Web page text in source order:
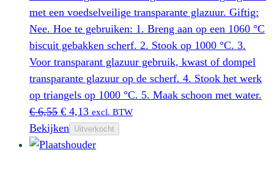
met een voedselveilige transparante glazuur. Giftig:
Nee. Hoe te gebruiken: 1. Breng aan op een 1060 °C
biscuit gebakken scherf. 2. Stook op 1000 °C. 3.
Voor transparant glazuur gebruik, kwast of dompel
transparante glazuur op de scherf. 4. Stook het werk
op triangels op 1000 °C. 5. Maak schoon met water.
€6,55 Oorspronkelijke
prijs
was:
€ 4,13Huidige
prijs
is:
excl. BTW
Bekijken Uitverkocht